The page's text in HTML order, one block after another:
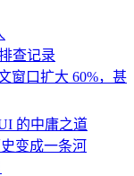
查记录
窗口扩大 60%，甚
的中庸之道
变成一条河